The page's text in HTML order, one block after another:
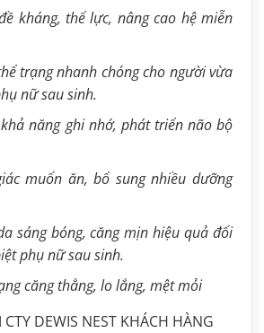
kháng, thể lực, nâng cao hệ miễn
trạng nhanh chóng cho người vừa
nữ sau sinh.
năng ghi nhớ, phát triển não bộ
muốn ăn, bổ sung nhiều dưỡng
sáng bóng, căng mịn hiệu quả đối
phụ nữ sau sinh.
căng thẳng, lo lắng, mệt mỏi
DEWIS NEST KHÁCH HÀNG